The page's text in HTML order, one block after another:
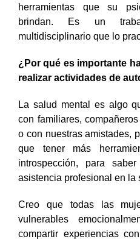
herramientas que su
brindan. Es un
multidisciplinario que lo
¿Por qué es importante
realizar actividades de
La salud mental es algo
con familiares,
o con nuestras amistades,
que tener más
introspección, para
asistencia profesional en la
Creo que todas las
vulnerables
compartir experiencias